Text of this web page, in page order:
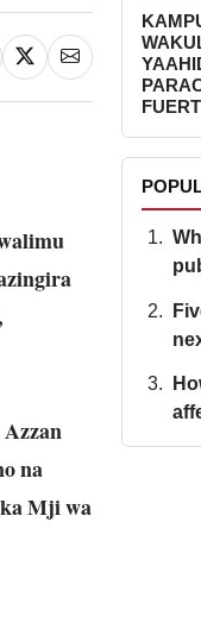
na
Mji wa